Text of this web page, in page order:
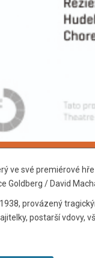
ve své premiérové
Goldberg / David
provázený
postarší vdovy,